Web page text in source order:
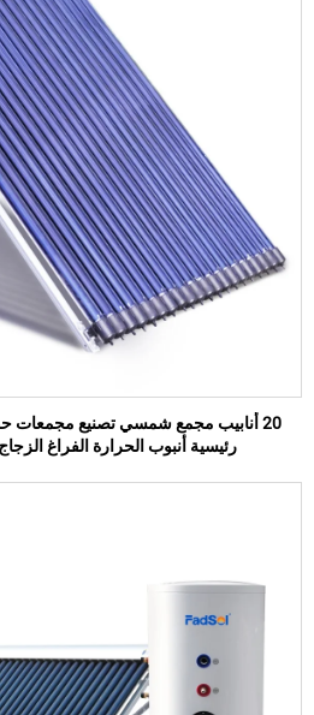
20 أنابيب مجمع شمسي تصنيع مجمعات
رئيسية أنبوب الحرارة الفراغ